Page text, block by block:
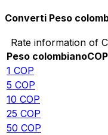
Converti Peso
Rate information of
Peso colombianoCOP
1 COP
5 COP
10 COP
25 COP
50 COP